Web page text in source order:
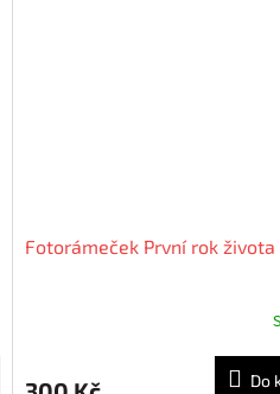
Fotorámeček První rok života
Do